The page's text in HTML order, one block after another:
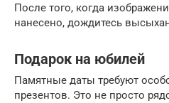
После того, когда
нанесено, дождитесь
Подарок на юбилей
Памятные даты требуют
презентов. Это не просто